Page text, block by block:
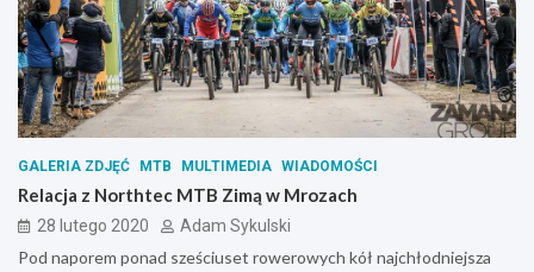
GALERIA ZDJĘĆ MTB MULTIMEDIA WIADOMOŚCI
Relacja z Northtec MTB Zimą w Mrozach
28 lutego 2020 Adam Sykulski
Pod naporem ponad sześciuset rowerowych kół najchłodniejsza